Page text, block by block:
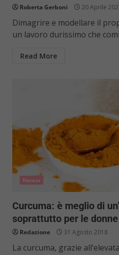
Roberta Gerboni 20 Aprile
Dimagrire e modellare il
un lavoro durissimo che
Read More
Fitness
Curcuma: è meglio di
soprattutto per le donne
Redazione 31 Agosto 2018
La curcuma, grazie